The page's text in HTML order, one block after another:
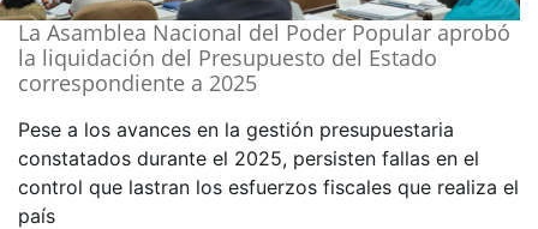
La Asamblea Nacional del Poder Popular aprobó
la liquidación del Presupuesto del Estado
correspondiente a 2025
Pese a los avances en la gestión presupuestaria
constatados durante el 2025, persisten fallas en el
control que lastran los esfuerzos fiscales que realiza el
país